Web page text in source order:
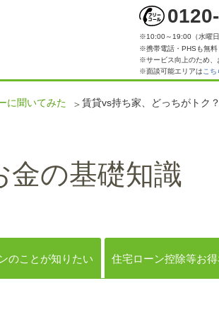
※10:00～19:00（水曜
※携帯電話・PHSも無料
※サービス向上のため、
※面談可能エリアは こち
に聞いてみた 賃貸vs持ち家、どっちがトク
金の基礎知識
のことが知りたい 住宅ローン控除等お